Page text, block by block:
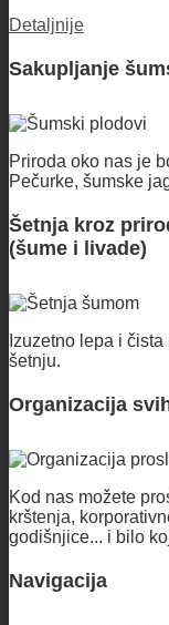
Detaljnije
Sakupljanje
Priroda oko nas je
Pečurke, šumske
Šetnja kroz
(šume i livade)
Izuzetno lepa i
šetnju.
Organizacija
Kod nas možete
krštenja,
godišnjice... i bilo
Navigacija